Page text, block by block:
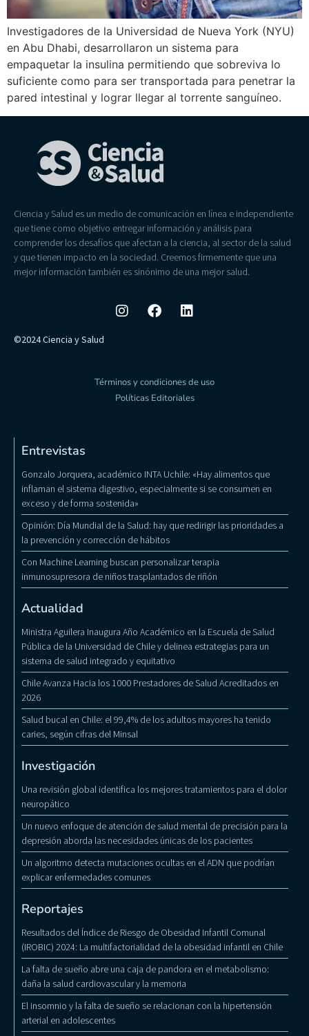
Investigadores de la Universidad de Nueva York (NYU)
en Abu Dhabi, desarrollaron un sistema para
empaquetar la insulina permitiendo que sobreviva lo
suficiente como para ser transportada para penetrar la
pared intestinal y lograr llegar al torrente sanguíneo.
Ciencia y Salud es un medio de comunicación en línea e independiente
que tiene como objetivo entregar información y análisis para
comprender los desafíos que afectan a la ciencia, al sector de la salud
y que tienen impacto en la sociedad. Creemos firmemente que una
mejor información también es sinónimo de una mejor salud.
©2024 Ciencia y Salud
Términos y condiciones de uso
Políticas Editoriales
Entrevistas
Gonzalo Jorquera, académico INTA Uchile: «Hay alimentos que
inflaman el sistema digestivo, especialmente si se consumen en
exceso y de forma sostenida»
Opinión: Día Mundial de la Salud: hay que redirigir las prioridades a
la prevención y corrección de hábitos
Con Machine Learning buscan personalizar terapia
inmunosupresora de niños trasplantados de riñón
Actualidad
Ministra Aguilera Inaugura Año Académico en la Escuela de Salud
Pública de la Universidad de Chile y delinea estrategias para un
sistema de salud integrado y equitativo
Chile Avanza Hacia los 1000 Prestadores de Salud Acreditados en
2026
Salud bucal en Chile: el 99,4% de los adultos mayores ha tenido
caries, según cifras del Minsal
Investigación
Una revisión global identifica los mejores tratamientos para el dolor
neuropático
Un nuevo enfoque de atención de salud mental de precisión para la
depresión aborda las necesidades únicas de los pacientes
Un algoritmo detecta mutaciones ocultas en el ADN que podrían
explicar enfermedades comunes
Reportajes
Resultados del Índice de Riesgo de Obesidad Infantil Comunal
(IROBIC) 2024: La multifactorialidad de la obesidad infantil en Chile
La falta de sueño abre una caja de pandora en el metabolismo:
daña la salud cardiovascular y la memoria
El insomnio y la falta de sueño se relacionan con la hipertensión
arterial en adolescentes